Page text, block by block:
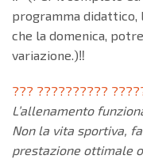
programma didattico,
che la domenica,
variazione.)‼️
??? ??????????
L’allenamento
Non la vita sportiva,
prestazione ottimale